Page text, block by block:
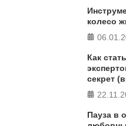
колесо
Как
секрет
Пауза в